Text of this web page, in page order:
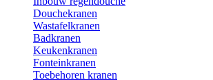
Douchekranen
Wastafelkranen
Badkranen
Keukenkranen
Fonteinkranen
Toebehoren kranen